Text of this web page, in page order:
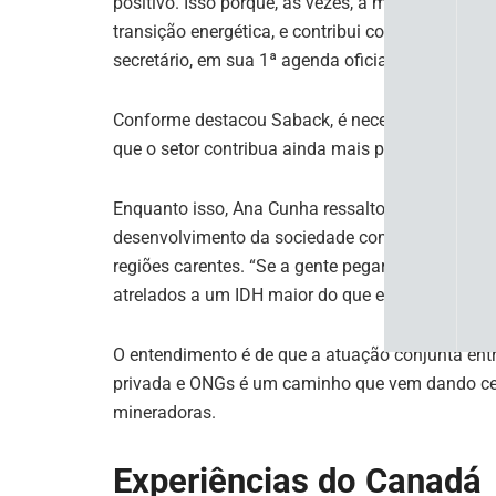
transição energética, e contribui com segurança
secretário, em sua 1ª agenda oficial após sua
Conforme destacou Saback, é necessário
que o setor contribua ainda mais para o
Enquanto isso, Ana Cunha ressaltou que o setor
desenvolvimento da sociedade com projetos de
regiões carentes. “Se a gente pegar hoje o IDH
atrelados a um IDH maior do que em outros
O entendimento é de que a atuação conjunta
privada e ONGs é um caminho que vem dando
mineradoras.
Experiências do Canadá